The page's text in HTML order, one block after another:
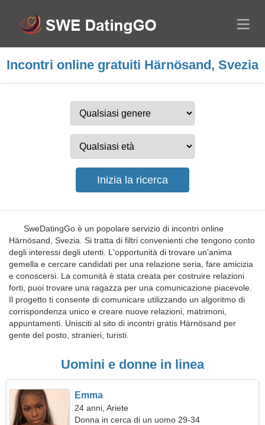
Incontri online gratuiti Härnösand, Svezia
SweDatingGo è un popolare servizio di incontri online
Härnösand, Svezia. Si tratta di filtri convenienti che tengono conto
degli interessi degli utenti. L'opportunità di trovare un'anima
gemella e cercare candidati per una relazione seria, fare amicizia
e conoscersi. La comunità è stata creata per costruire relazioni
forti, puoi trovare una ragazza per una comunicazione piacevole.
Il progetto ti consente di comunicare utilizzando un algoritmo di
corrispondenza unico e creare nuove relazioni, matrimoni,
appuntamenti. Unisciti al sito di incontri gratis Härnösand per
gente del posto, stranieri, turisti.
Uomini e donne in linea
Emma
24 anni, Ariete
Donna in cerca di un uomo 29-34